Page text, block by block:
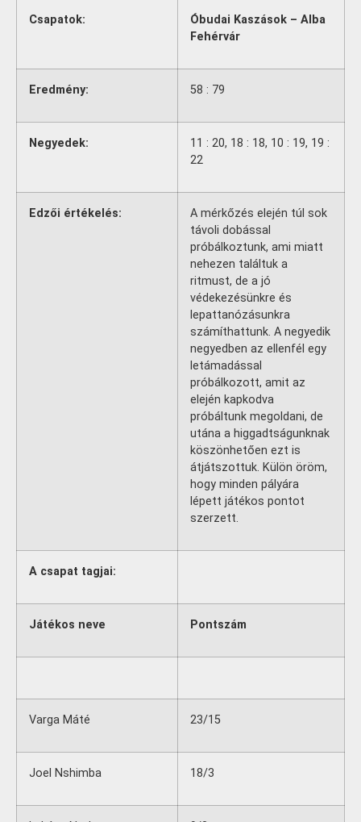
Csapatok:
Óbudai Kaszások – Alba
Fehérvár
Eredmény: 58 : 79
Negyedek:
11 : 20, 18 : 18, 10 : 19, 19 :
22
Edzői értékelés:
A mérkőzés elején túl sok
távoli dobással
próbálkoztunk, ami miatt
nehezen találtuk a
ritmust, de a jó
védekezésünkre és
lepattanózásunkra
számíthattunk. A negyedik
negyedben az ellenfél egy
letámadással
próbálkozott, amit az
elején kapkodva
próbáltunk megoldani, de
utána a higgadtságunknak
köszönhetően ezt is
átjátszottuk. Külön öröm,
hogy minden pályára
lépett játékos pontot
szerzett.
A csapat tagjai:
Játékos neve Pontszám
Varga Máté 23/15
Joel Nshimba 18/3